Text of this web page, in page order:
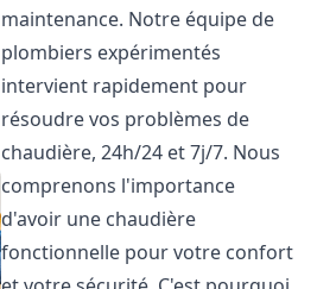
maintenance. Notre équipe de
plombiers expérimentés
intervient rapidement pour
résoudre vos problèmes de
chaudière, 24h/24 et 7j/7. Nous
comprenons l'importance
d'avoir une chaudière
fonctionnelle pour votre confort